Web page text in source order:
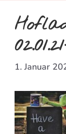
1. Januar